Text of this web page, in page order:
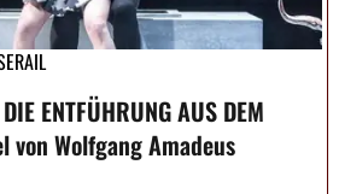
ENTFÜHRUNG AUS DEM
von Wolfgang Amadeus